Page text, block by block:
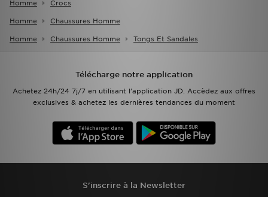
Homme Crocs
Homme Chaussures Homme
Homme Chaussures Homme Tongs Et Sandales
Télécharge notre application
Achetez 24h/24 7j/7 en utilisant l'application JD. Accèdez aux offres
exclusives & achetez les dernières tendances du moment
S'inscrire à la Newsletter